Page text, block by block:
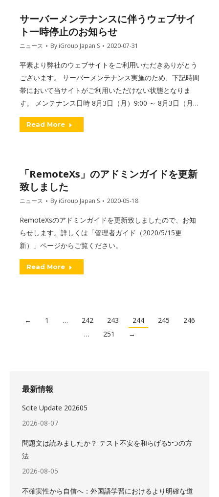
サーバーメンテナンスに伴うウェブサイ
ト一時停止のお知らせ
ニュース By iGroup Japan S 2020-07-31
平素より弊社のウェブサイトをご利用いただきありがとう
ございます。 サーバーメンテナンス実施のため、下記時間
帯において当サイトがご利用いただけない状態となりま
す。 メンテナンス日時 8月3日（月）9:00 ～ 8月3日（月…
Read More
「RemoteXs」のアドミンガイドを更新
致しました
ニュース By iGroup Japan S 2020-05-18
RemoteXsのアドミンガイドを更新致しましたので、お知
らせします。詳しくは「管理者ガイド（2020/5/15更
新）」ページからご覧ください。
Read More
← 1 … 242 243 244 245
246
…
251 →
最新情報
Scite Update 202605
2026-08-07
問題文は読みましたか？ テスト不安を和らげる5つの方
法
2026-08-05
不確実性から自信へ：外国語学習におけるより明確な道